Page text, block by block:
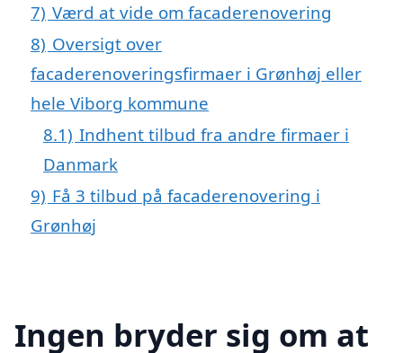
7) Værd at vide om facaderenovering
8) Oversigt over
facaderenoveringsfirmaer i Grønhøj eller
hele Viborg kommune
8.1) Indhent tilbud fra andre firmaer i
Danmark
9) Få 3 tilbud på facaderenovering i
Grønhøj
Ingen bryder sig om at